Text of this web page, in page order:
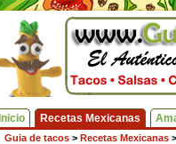
Inicio Recetas Mexicanas
Guia de tacos > Recetas Mexicanas >